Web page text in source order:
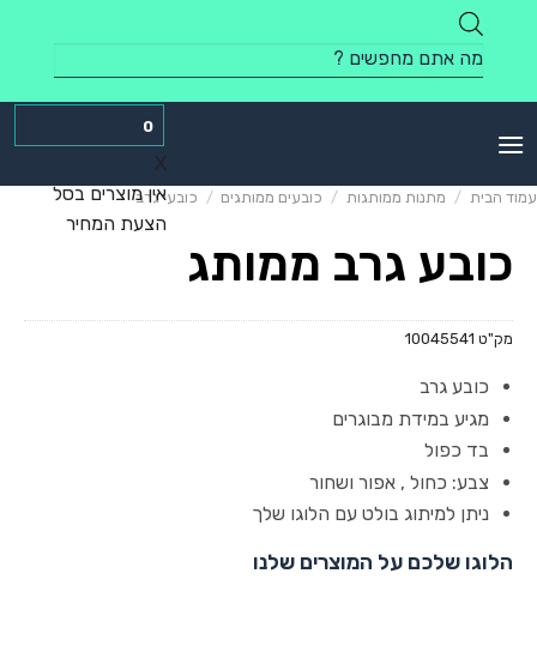
content
Products
search
0
X
אין מוצרים בסל
הצעת המחיר
עמוד הבית / מתנות ממותגות / כובעים ממותגים / כובעי גרב
כובע גרב ממותג
מק"ט 10045541
כובע גרב
מגיע במידת מבוגרים
בד כפול
צבע: כחול , אפור ושחור
ניתן למיתוג בולט עם הלוגו שלך
הלוגו שלכם על המוצרים שלנו